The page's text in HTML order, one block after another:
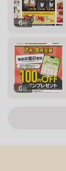
6枚
6枚